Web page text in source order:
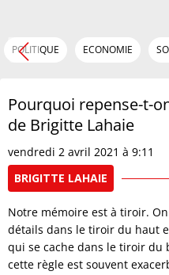
POLITIQUE ECONOMIE
Pourquoi repense-t-
de Brigitte Lahaie
vendredi 2 avril 2021 à 9:11
BRIGITTE LAHAIE
Notre mémoire est à tiroir.
détails dans le tiroir du haut
qui se cache dans le tiroir du
cette règle est souvent